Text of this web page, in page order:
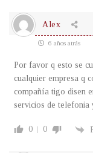
Alex
6 años atrás
Por favor q esto se
cualquier empresa q
compañía tigo disen
servicios de telefonia
0 0